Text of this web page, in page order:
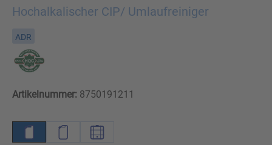
Hochalkalischer CIP/ Umlaufreiniger
ADR
Artikelnummer: 8750191211